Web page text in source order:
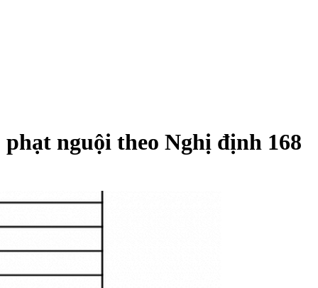
nguội theo Nghị định 168